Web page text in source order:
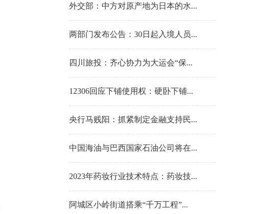
外交部：中方对原产地为日本的水...
两部门发布公告：30日起入境人员...
四川旅投：齐心协力为大运会“保...
12306回应下铺使用权：硬卧下铺...
央行马贱阳：抓紧制定金融支持民...
中国海油与巴西国家石油公司将在...
2023年药妆行业技术特点：药妆技...
阿城区小岭街道搭乘“千万工程”...